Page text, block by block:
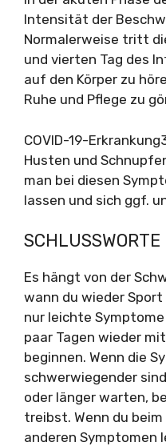
Intensität der
Normalerweise tritt
und vierten Tag des
auf den Körper zu
Ruhe und Pflege zu
COVID-19-
Husten und
man bei diesen
lassen und sich ggf.
SCHLUSSWORTE
Es hängt von der
wann du wieder
nur leichte
paar Tagen wieder
beginnen. Wenn die
schwerwiegender
oder länger warten,
treibst. Wenn du
anderen